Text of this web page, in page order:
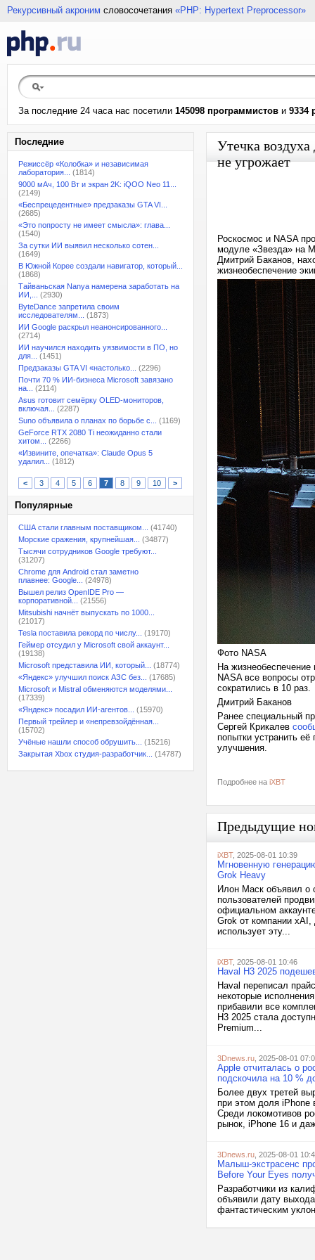
Рекурсивный акроним словосочетания «PHP: Hypertext Preprocessor»
За последние 24 часа нас посетили 145098 программистов и 9334
Последние
Режиссёр «Колобка» и независимая
лаборатория...
(1814)
9000 мАч, 100 Вт и экран 2K: iQOO Neo 11...
(2149)
«Беспрецедентные» предзаказы GTA VI...
(2685)
«Это попросту не имеет смысла»: глава...
(1540)
За сутки ИИ выявил несколько сотен...
(1649)
В Южной Корее создали навигатор, который...
(1868)
Тайваньская Nanya намерена заработать на
ИИ,...
(2930)
ByteDance запретила своим
исследователям...
(1873)
ИИ Google раскрыл неанонсированного...
(2714)
ИИ научился находить уязвимости в ПО, но
для...
(1451)
Предзаказы GTA VI «настолько...
(2296)
Почти 70 % ИИ-бизнеса Microsoft завязано
на...
(2114)
Asus готовит семёрку OLED-мониторов,
включая...
(2287)
Suno объявила о планах по борьбе с...
(1169)
GeForce RTX 2080 Ti неожиданно стали
хитом...
(2266)
«Извините, опечатка»: Claude Opus 5
удалил...
(1812)
< 3 4 5 6 7 8 9 10 >
Популярные
США стали главным поставщиком...
(41740)
Морские сражения, крупнейшая...
(34877)
Тысячи сотрудников Google требуют...
(31207)
Chrome для Android стал заметно
плавнее: Google...
(24978)
Вышел релиз OpenIDE Pro —
корпоративной...
(21556)
Mitsubishi начнёт выпускать по 1000...
(21017)
Tesla поставила рекорд по числу...
(19170)
Геймер отсудил у Microsoft свой аккаунт...
(19138)
Microsoft представила ИИ, который...
(18774)
«Яндекс» улучшил поиск АЗС без...
(17685)
Microsoft и Mistral обменяются моделями...
(17339)
«Яндекс» посадил ИИ-агентов...
(15970)
Первый трейлер и «непревзойдённая...
(15702)
Учёные нашли способ обрушить...
(15216)
Закрытая Xbox студия-разработчик...
(14787)
Утечка
не угрожает
Роскосмос и NASA
модуле «Звезда» на
Дмитрий Баканов,
жизнеобеспечение
Фото NASA
На
NASA все вопросы
сократились в 10 раз.
Дмитрий Баканов
Ранее специальный
Сергей Крикалев
попытки устранить
улучшения.
Подробнее на iXBT
Предыдущие
iXBT, 2025-08-01 10:39
Мгновенную
Grok Heavy
Илон Маск объявил о
пользователей
официальном
Grok от компании
использует эту...
iXBT, 2025-08-01 10:46
Haval H3 2025
Haval переписал
некоторые
прибавили все
H3 2025 стала
Premium...
3Dnews.ru , 2025-08-01
Apple отчиталась о
подскочила на 10 %
Более двух третей
при этом доля iPhone
Среди локомотивов
рынок, iPhone 16 и
3Dnews.ru , 2025-08-01
Малыш-экстрасенс
Before Your Eyes
Разработчики из
объявили дату
фантастическим